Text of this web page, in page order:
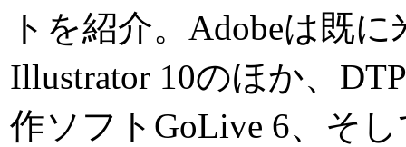
トを紹介。Adobeは既
Illustrator 10のほか、
作ソフトGoLive 6、そ